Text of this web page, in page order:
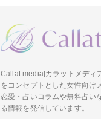
Callat media[カラットメディ
をコンセプトとした女性向け
恋愛・占いコラムや無料占い
る情報を発信しています。